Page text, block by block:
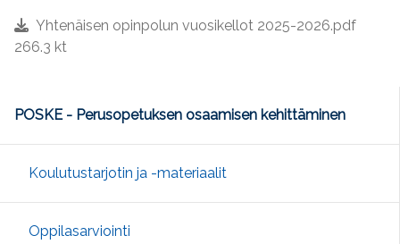
Yhtenäisen opinpolun vuosikellot 2025-2026.pdf
266.3 kt
POSKE - Perusopetuksen osaamisen kehittäminen
Koulutustarjotin ja -materiaalit
Oppilasarviointi